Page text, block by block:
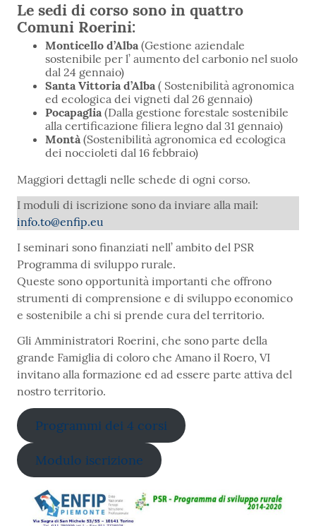
Le sedi di corso sono in quattro
Comuni Roerini:
Monticello d’Alba (Gestione aziendale
sostenibile per l’ aumento del carbonio nel suolo
dal 24 gennaio)
Santa Vittoria d’Alba ( Sostenibilità agronomica
ed ecologica dei vigneti dal 26 gennaio)
Pocapaglia (Dalla gestione forestale sostenibile
alla certificazione filiera legno dal 31 gennaio)
Montà (Sostenibilità agronomica ed ecologica
dei noccioleti dal 16 febbraio)
Maggiori dettagli nelle schede di ogni corso.
I moduli di iscrizione sono da inviare alla mail:
info.to@enfip.eu
I seminari sono finanziati nell’ ambito del PSR
Programma di sviluppo rurale.
Queste sono opportunità importanti che offrono
strumenti di comprensione e di sviluppo economico
e sostenibile a chi si prende cura del territorio.
Gli Amministratori Roerini, che sono parte della
grande Famiglia di coloro che Amano il Roero, VI
invitano alla formazione ed ad essere parte attiva del
nostro territorio.
Programmi dei 4 corsi
Modulo iscrizione